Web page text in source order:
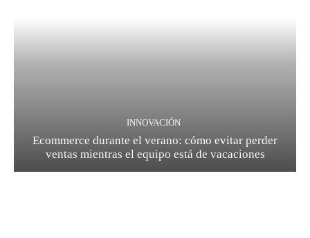
INNOVACIÓN
Ecommerce durante el verano: cómo evitar perder
ventas mientras el equipo está de vacaciones